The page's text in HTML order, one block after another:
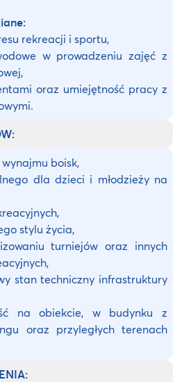
rekreacji i sportu,
w prowadzeniu zajęć z
oraz umiejętność pracy z
boisk,
dla dzieci i młodzieży na
stylu życia,
turniejów oraz innych
stan techniczny infrastruktury
na obiekcie, w budynku z
oraz przyległych terenach